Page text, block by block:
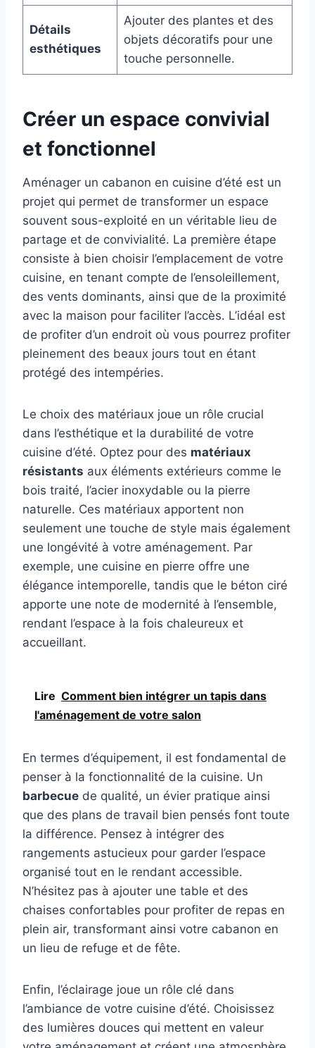
Détails
esthétiques
Ajouter des plantes et des
objets décoratifs pour une
touche personnelle.
Créer un espace convivial
et fonctionnel
Aménager un cabanon en cuisine d’été est un
projet qui permet de transformer un espace
souvent sous-exploité en un véritable lieu de
partage et de convivialité. La première étape
consiste à bien choisir l’emplacement de votre
cuisine, en tenant compte de l’ensoleillement,
des vents dominants, ainsi que de la proximité
avec la maison pour faciliter l’accès. L’idéal est
de profiter d’un endroit où vous pourrez profiter
pleinement des beaux jours tout en étant
protégé des intempéries.
Le choix des matériaux joue un rôle crucial
dans l’esthétique et la durabilité de votre
cuisine d’été. Optez pour des matériaux
résistants aux éléments extérieurs comme le
bois traité, l’acier inoxydable ou la pierre
naturelle. Ces matériaux apportent non
seulement une touche de style mais également
une longévité à votre aménagement. Par
exemple, une cuisine en pierre offre une
élégance intemporelle, tandis que le béton ciré
apporte une note de modernité à l’ensemble,
rendant l’espace à la fois chaleureux et
accueillant.
Lire Comment bien intégrer un tapis dans
l'aménagement de votre salon
En termes d’équipement, il est fondamental de
penser à la fonctionnalité de la cuisine. Un
barbecue de qualité, un évier pratique ainsi
que des plans de travail bien pensés font toute
la différence. Pensez à intégrer des
rangements astucieux pour garder l’espace
organisé tout en le rendant accessible.
N’hésitez pas à ajouter une table et des
chaises confortables pour profiter de repas en
plein air, transformant ainsi votre cabanon en
un lieu de refuge et de fête.
Enfin, l’éclairage joue un rôle clé dans
l’ambiance de votre cuisine d’été. Choisissez
des lumières douces qui mettent en valeur